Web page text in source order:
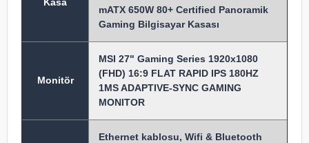
mATX 650W 80+ Certified Panoramik
Gaming Bilgisayar Kasası
Monitör
MSI 27" Gaming Series 1920x1080
(FHD) 16:9 FLAT RAPID IPS 180HZ
1MS ADAPTIVE-SYNC GAMING
MONITOR
Ethernet kablosu, Wifi & Bluetooth